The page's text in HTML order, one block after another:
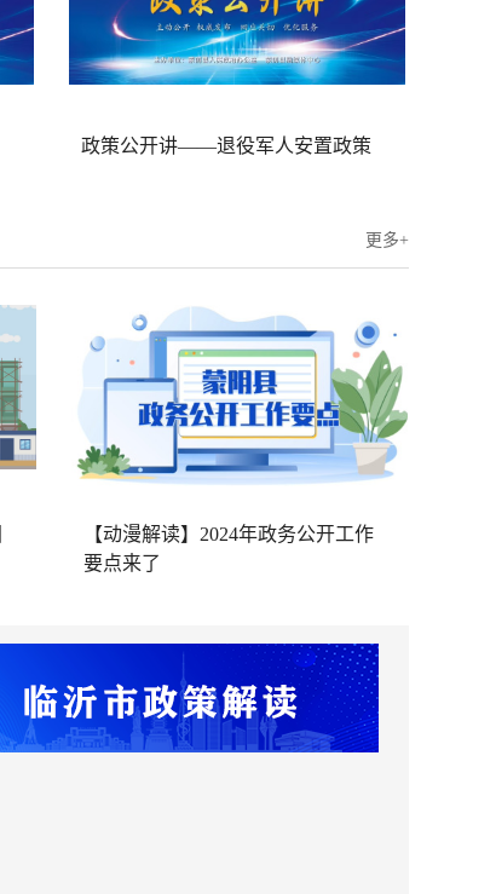
政策公开讲——退役军人安置政策
更多+
【动漫解读】2024年政务公开工作
要点来了